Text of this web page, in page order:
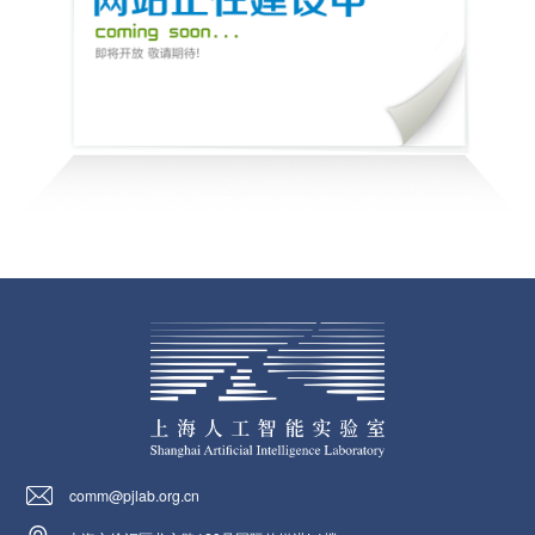
comm@pjlab.org.cn